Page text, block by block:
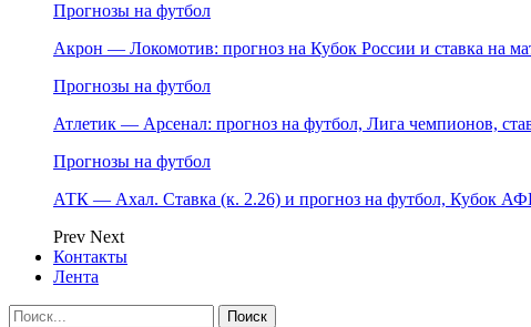
Прогнозы на футбол
Акрон — Локомотив: прогноз на Кубок России и ставка на
Прогнозы на футбол
Атлетик — Арсенал: прогноз на футбол, Лига чемпионов,
Прогнозы на футбол
АТК — Ахал. Ставка (к. 2.26) и прогноз на футбол, Кубок
Prev Next
Контакты
Лента